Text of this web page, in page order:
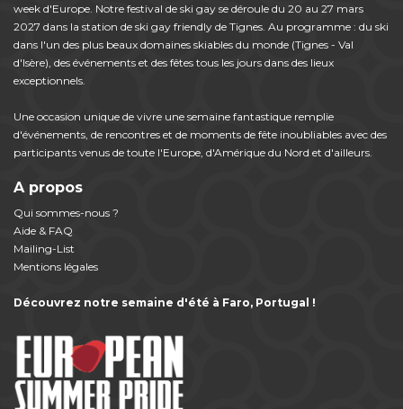
week d'Europe. Notre festival de ski gay se déroule du 20 au 27 mars
2027 dans la station de ski gay friendly de Tignes. Au programme : du ski
dans l'un des plus beaux domaines skiables du monde (Tignes - Val
d'Isère), des événements et des fêtes tous les jours dans des lieux
exceptionnels.
Une occasion unique de vivre une semaine fantastique remplie
d'événements, de rencontres et de moments de fête inoubliables avec des
participants venus de toute l'Europe, d'Amérique du Nord et d'ailleurs.
A propos
Qui sommes-nous ?
Aide & FAQ
Mailing-List
Mentions légales
Découvrez notre semaine d'été à Faro, Portugal !